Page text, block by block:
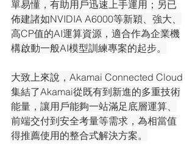
單易懂，有助用戶迅速上手運用；另已
佈建諸如NVIDIA A6000等新穎、強大、
高CP值的AI運算資源，適合作為企業機
構啟動一般AI模型訓練專案的起步。
大致上來說，Akamai Connected Cloud
集結了Akamai從既有到新進的多重技術
能量，讓用戶能夠一站滿足底層運算、
前端交付到安全考量等需求，為相當值
得推薦使用的整合式解決方案。